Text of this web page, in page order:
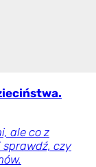
ale co z
sprawdź, czy